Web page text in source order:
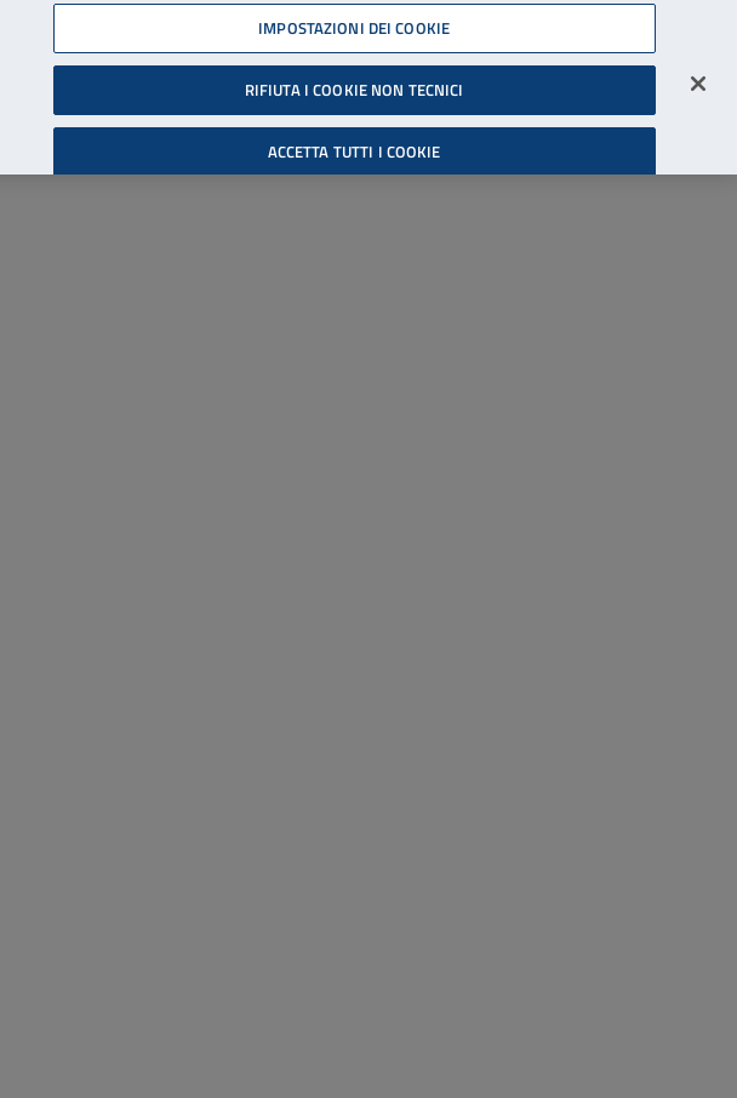
06 45539607
Accessibilità
Cerca
Accedi all'area riservata
IMPOSTAZIONI DEI COOKIE
RIFIUTA I COOKIE NON TECNICI
ACCETTA TUTTI I COOKIE